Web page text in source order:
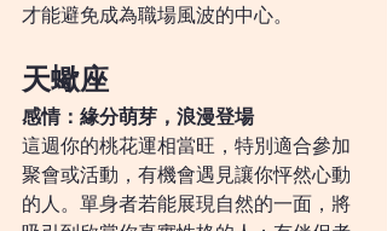
才能避免成為職場風波的中心。
天蠍座
感情：緣分萌芽，浪漫登場
這週你的桃花運相當旺，特別適合參加
聚會或活動，有機會遇見讓你怦然心動
的人。單身者若能展現自然的一面，將